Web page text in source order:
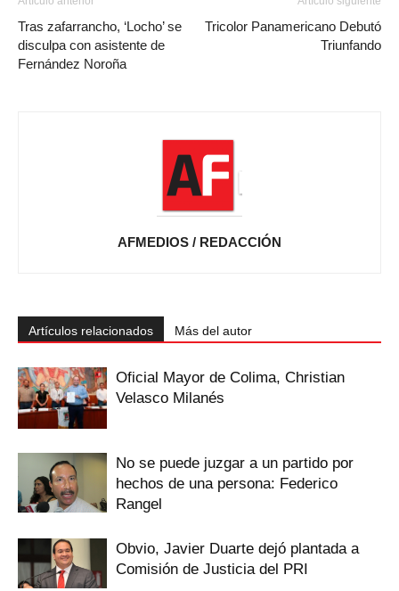
Tras zafarrancho, ‘Locho’ se
disculpa con asistente de
Fernández Noroña
Tricolor Panamericano Debutó
Triunfando
AFMEDIOS / REDACCIÓN
Artículos relacionados Más del autor
Oficial Mayor de Colima, Christian
Velasco Milanés
No se puede juzgar a un partido por
hechos de una persona: Federico
Rangel
Obvio, Javier Duarte dejó plantada a
Comisión de Justicia del PRI